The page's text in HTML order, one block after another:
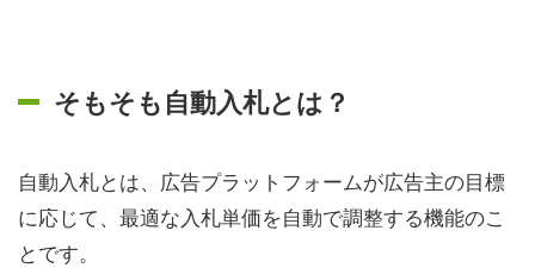
そもそも自動入札とは？
自動入札とは、広告プラットフォームが広告主の目標
に応じて、最適な入札単価を自動で調整する機能のこ
とです。